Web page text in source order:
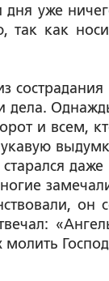
дня уже
так как
сострадания
дела.
и всем,
даже
он